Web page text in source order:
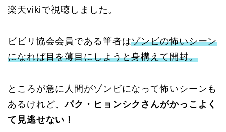
楽天vikiで視聴しました。
ビビリ協会会員である筆者はゾンビの怖いシーン
になれば目を薄目にしようと身構えて開封。
ところが急に人間がゾンビになって怖いシーンも
あるけれど、パク・ヒョンシクさんがかっこよく
て見逃せない！